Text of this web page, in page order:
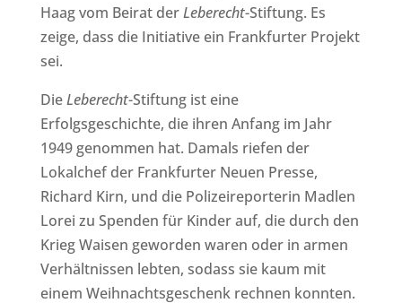
Haag vom Beirat derLeberecht-Stiftung. Es
zeige, dass die Initiative ein Frankfurter Projekt
sei.
DieLeberecht-Stiftung ist eine
Erfolgsgeschichte, die ihren Anfang im Jahr
1949 genommen hat. Damals riefen der
Lokalchef der Frankfurter Neuen Presse,
Richard Kirn, und die Polizeireporterin Madlen
Lorei zu Spenden für Kinder auf, die durch den
Krieg Waisen geworden waren oder in armen
Verhältnissen lebten, sodass sie kaum mit
einem Weihnachtsgeschenk rechnen konnten.